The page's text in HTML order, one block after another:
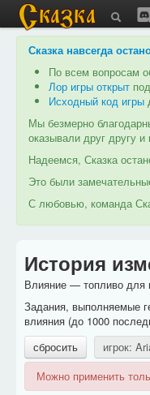
Сказка навсегда
По всем вопросам
Лор игры открыт
Исходный код игры
Мы безмерно
оказывали друг другу и
Надеемся, Сказка
Это были
С любовью, команда
История
Влияние — топливо для
Задания, выполняемые
влияния (до 1000
сбросить
игрок:
Можно применить